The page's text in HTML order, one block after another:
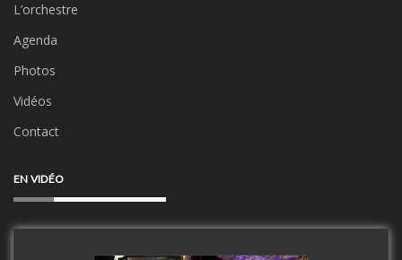
L’orchestre
Agenda
Photos
Vidéos
Contact
EN VIDÉO